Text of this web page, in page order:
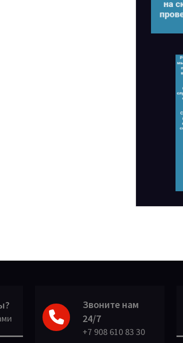
Звоните нам
24/7
+7 908 610 83 30